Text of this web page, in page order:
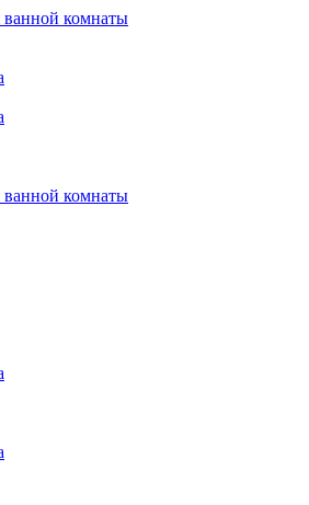
ванной комнаты
ванной комнаты